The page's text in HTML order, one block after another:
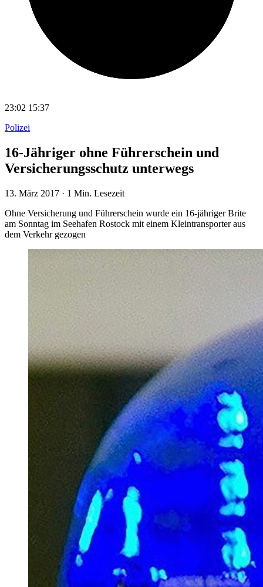
23:02 15:37
Polizei
16-Jähriger ohne Führerschein und
Versicherungsschutz unterwegs
13. März 2017 · 1 Min. Lesezeit
Ohne Versicherung und Führerschein wurde ein 16-jähriger Brite
am Sonntag im Seehafen Rostock mit einem Kleintransporter aus
dem Verkehr gezogen